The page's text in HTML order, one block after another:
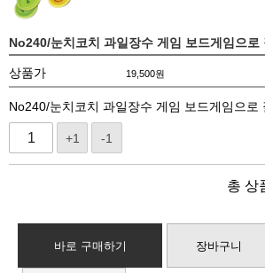
No240/눈치코치 과일장수 게임 보드게임으로
상품가 19,500원
No240/눈치코치 과일장수 게임 보드게임으로
+1 -1
총 상
바로 구매하기 장바구니